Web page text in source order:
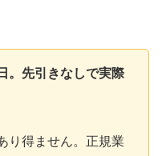
。先引きなしで実際
り得ません。正規業